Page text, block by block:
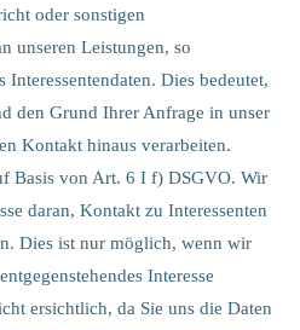
oder sonstigen
unseren Leistungen, so
Dies bedeutet,
den Grund Ihrer Anfrage in unser
Kontakt hinaus verarbeiten.
Basis von Art. 6 I f) DSGVO. Wir
daran, Kontakt zu Interessenten
Dies ist nur möglich, wenn wir
Interesse
ersichtlich, da Sie uns die Daten